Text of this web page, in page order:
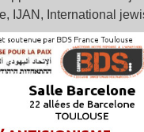
IJAN, International